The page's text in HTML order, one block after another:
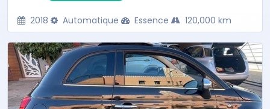
2018 Automatique Essence 120,000 km